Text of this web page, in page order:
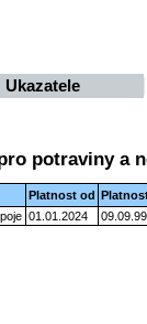
Ukazatele
potraviny a
Platnost od
01.01.2024